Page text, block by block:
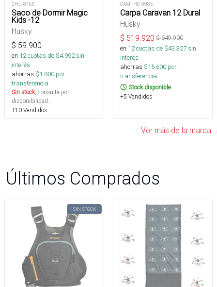
2HU-8765
Saco de Dormir Magic
Kids -12
Husky
$ 59.900
en 12cuotas de $4.992sin
interés
ahorras $1.800 por
transferencia.
Sin stock, consulta por
disponibilidad.
+10 Vendidos
CAM1H0-9985
Carpa Caravan 12 Dural
Husky
$ 519.920 $649.900
en 12cuotas de $43.327sin
interés
ahorras $15.600 por
transferencia.
Stock disponible
+5 Vendidos
Ver más de la marca
Últimos Comprados
SIN STOCK